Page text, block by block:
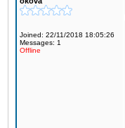
Joined: 22/11/2018 18:05:26
Messages: 1
Offline